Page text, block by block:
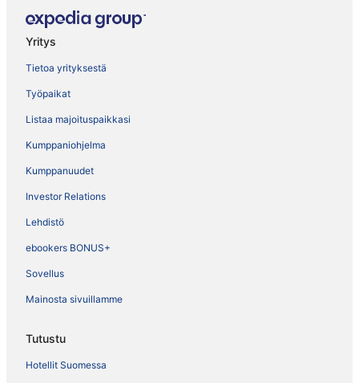
Yritys
Tietoa yrityksestä
Työpaikat
Listaa majoituspaikkasi
Kumppaniohjelma
Kumppanuudet
Investor Relations
Lehdistö
ebookers BONUS+
Sovellus
Mainosta sivuillamme
Tutustu
Hotellit Suomessa